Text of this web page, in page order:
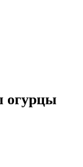
огурцы